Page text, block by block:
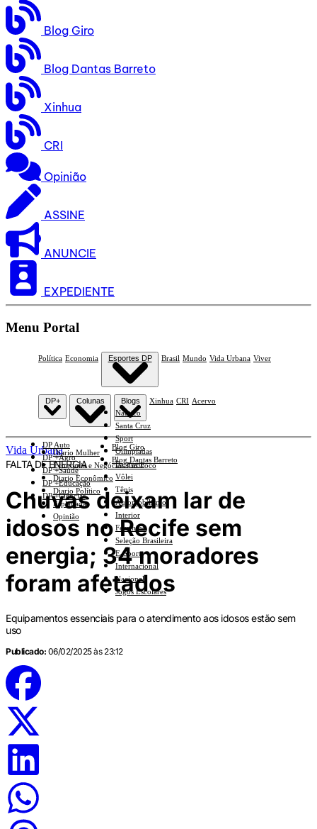
Blog Giro
Blog Dantas Barreto
Xinhua
CRI
Opinião
ASSINE
ANUNCIE
EXPEDIENTE
Menu Portal
Política Economia Esportes DP
Náutico
Santa Cruz
Sport
Olimpíadas
Basquete
Vôlei
Tênis
Automobilismo
Interior
Feminino
Seleção Brasileira
E-Sports
Internacional
Nacional
Jogos Escolares
Brasil Mundo Vida Urbana Viver
DP+
DP Auto
DP +Agro
DP +Saúde
DP +Educação
DP +Ciências
Colunas
Diario Mulher
Economia e Negócios Em Foco
Diario Econômico
Diario Político
Esplanada
Opinião
Blogs
Blog Giro
Blog Dantas Barreto
Xinhua CRI Acervo
Vida Urbana
FALTA DE ENERGIA
Chuvas deixam lar de
idosos no Recife sem
energia; 34 moradores
foram afetados
Equipamentos essenciais para o atendimento aos idosos estão sem
uso
Publicado: 06/02/2025 às 23:12